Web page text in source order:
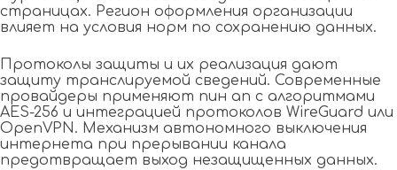
страницах. Регион оформления организации
влияет на условия норм по сохранению данных.
Протоколы защиты и их реализация дают
защиту транслируемой сведений. Современные
провайдеры применяют пин ап с алгоритмами
AES-256 и интеграцией протоколов WireGuard или
OpenVPN. Механизм автономного выключения
интернета при прерывании канала
предотвращает выход незащищенных данных.